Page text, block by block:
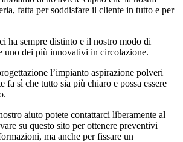
fatta per soddisfare il cliente in tutto e per
ha sempre distinto e il nostro modo di
uno dei più innovativi in circolazione.
l’impianto aspirazione polveri
fa sì che tutto sia più chiaro e possa essere
aiuto potete contattarci liberamente al
su questo sito per ottenere preventivi
ma anche per fissare un